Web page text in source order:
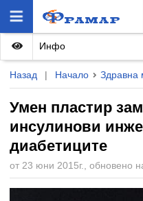
Назад | Начало Здравна
Умен пластир
инсулинови
диабетиците
от 23 юни 2015г., обновено
Инфо